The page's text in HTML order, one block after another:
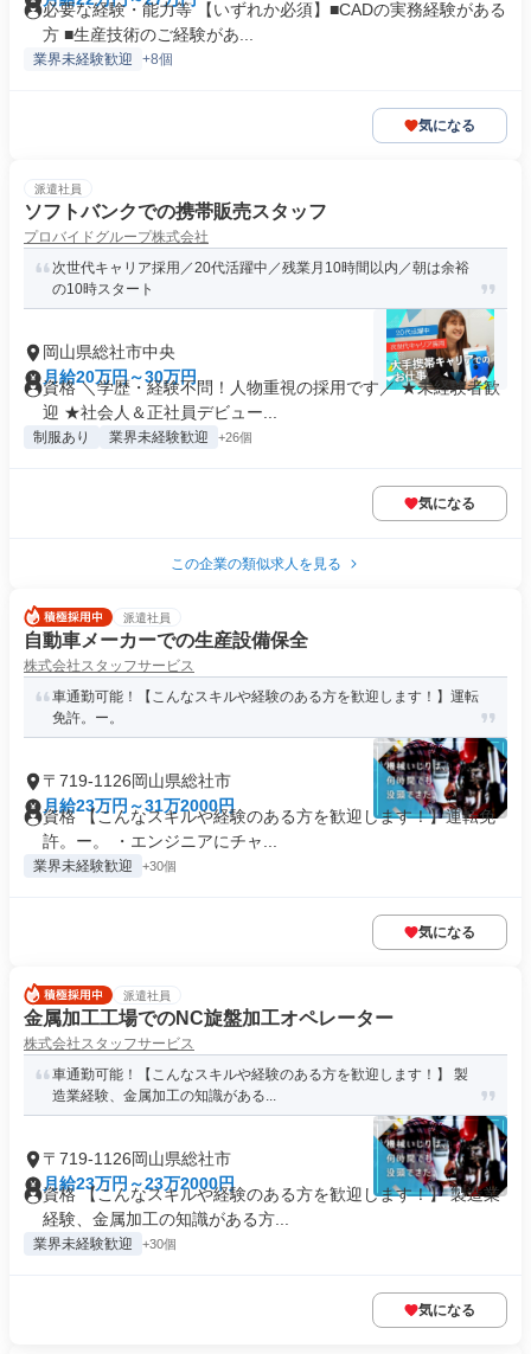
必要な経験・能力等 【いずれか必須】■CADの実務経験がある
方 ■生産技術のご経験があ...
業界未経験歓迎 +8個
気になる
派遣社員
ソフトバンクでの携帯販売スタッフ
プロバイドグループ株式会社
次世代キャリア採用／20代活躍中／残業月10時間以内／朝は余裕
の10時スタート
岡山県総社市中央
月給20万円～30万円
資格 ＼学歴・経験不問！人物重視の採用です／ ★未経験者歓
迎 ★社会人＆正社員デビュー...
制服あり 業界未経験歓迎 +26個
気になる
この企業の類似求人を見る
派遣社員
自動車メーカーでの生産設備保全
株式会社スタッフサービス
車通勤可能！【こんなスキルや経験のある方を歓迎します！】運転
免許。ー。
〒719-1126岡山県総社市
月給23万円～31万2000円
資格 【こんなスキルや経験のある方を歓迎します！】運転免
許。ー。 ・エンジニアにチャ...
業界未経験歓迎 +30個
気になる
派遣社員
金属加工工場でのNC旋盤加工オペレーター
株式会社スタッフサービス
車通勤可能！【こんなスキルや経験のある方を歓迎します！】 製
造業経験、金属加工の知識がある...
〒719-1126岡山県総社市
月給23万円～23万2000円
資格 【こんなスキルや経験のある方を歓迎します！】 製造業
経験、金属加工の知識がある方...
業界未経験歓迎 +30個
気になる